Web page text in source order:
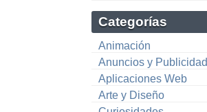
Categorías
Animación
Anuncios y Publicidad
Aplicaciones Web
Arte y Diseño